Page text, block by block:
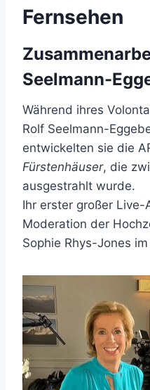
Fernsehen
Seelmann-
Während ihres
Rolf Seelmann-
entwickelten sie die
Fürstenhäuser, die
ausgestrahlt wurde.
Ihr erster großer
Moderation der
Sophie Rhys-Jones